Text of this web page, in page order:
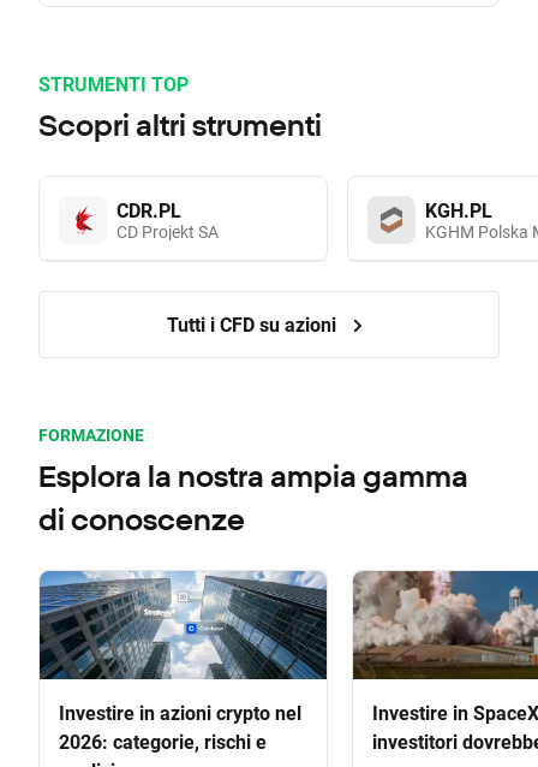
STRUMENTI TOP
Scopri altri strumenti
CDR.PL
CD Projekt SA
KGH.PL
KGHM Polska
Tutti i CFD su azioni
FORMAZIONE
Esplora la nostra ampia gamma
di conoscenze
Investire in azioni crypto nel
2026: categorie, rischi e
Investire in
investitori